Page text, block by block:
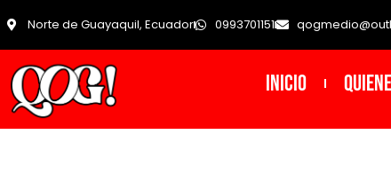
Norte de Guayaquil, Ecuador 0993701151
INICIO